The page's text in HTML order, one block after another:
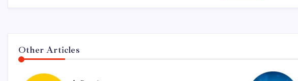
Other Articles